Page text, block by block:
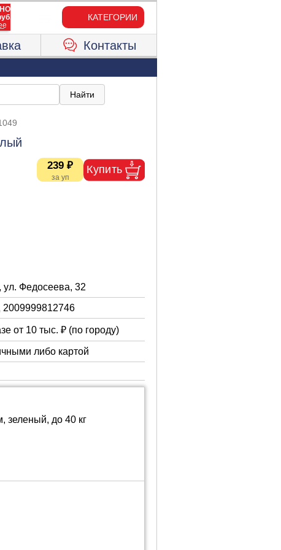
КАТЕГОРИИ
Контакты
239 ₽
ул. Федосеева, 32
2009999812746
от 10 тыс. ₽ (по городу)
либо картой
зеленый, до 40 кг